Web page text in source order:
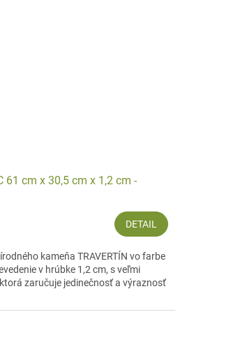
61 cm x 30,5 cm x 1,2 cm -
DETAIL
kameňa TRAVERTÍN vo farbe
v hrúbke 1,2 cm, s veľmi
zaručuje jedinečnosť a výraznosť